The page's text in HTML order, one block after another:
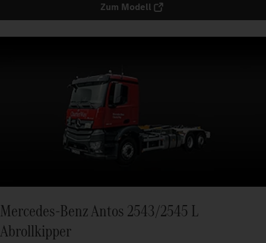
Zum Modell
Mercedes-Benz Antos 2543/2545 L
Abrollkipper